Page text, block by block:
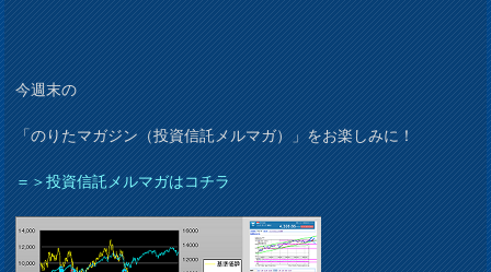
今週末の
「のりたマガジン（投資信託メルマガ）」をお楽しみに！
＝＞投資信託メルマガはコチラ